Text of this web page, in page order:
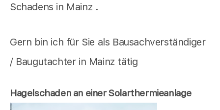
Schadens in Mainz .
Gern bin ich für Sie als Bausachverständiger
/ Baugutachter in Mainz tätig
Hagelschaden an einer Solarthermieanlage